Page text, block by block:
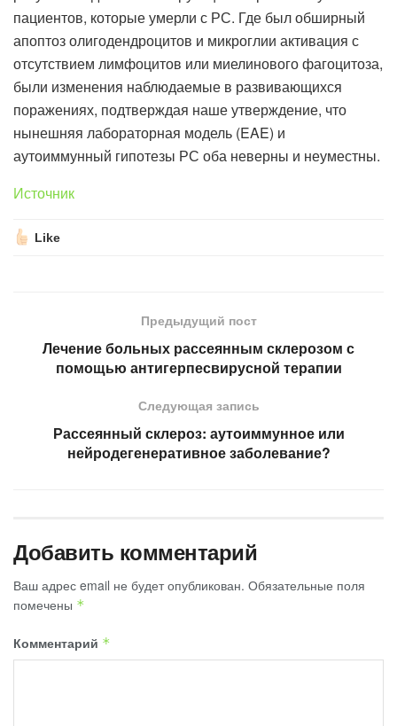
пациентов, которые умерли с РС. Где был обширный
апоптоз олигодендроцитов и микроглии активация с
отсутствием лимфоцитов или миелинового фагоцитоза,
были изменения наблюдаемые в развивающихся
поражениях, подтверждая наше утверждение, что
нынешняя лабораторная модель (EAE) и
аутоиммунный гипотезы РС оба неверны и неуместны.
Источник
Like
Предыдущий пост
Лечение больных рассеянным склерозом с
помощью антигерпесвирусной терапии
Следующая запись
Рассеянный склероз: аутоиммунное или
нейродегенеративное заболевание?
Добавить комментарий
Ваш адрес email не будет опубликован. Обязательные поля
помечены *
Комментарий *